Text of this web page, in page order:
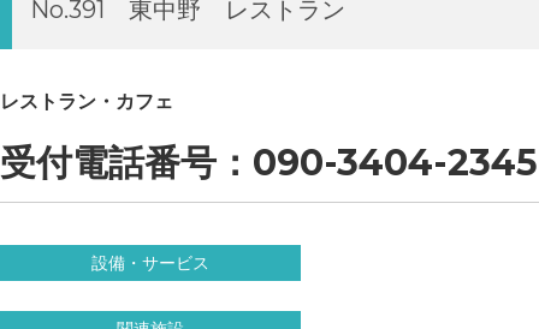
No.391 東中野 レストラン
レストラン・カフェ
受付電話番号：090-3404-2345
設備・サービス